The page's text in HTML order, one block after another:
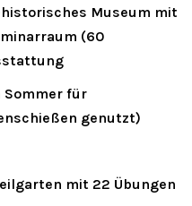
Museum mit
(60
Sommer für
genutzt)
mit 22 Übungen